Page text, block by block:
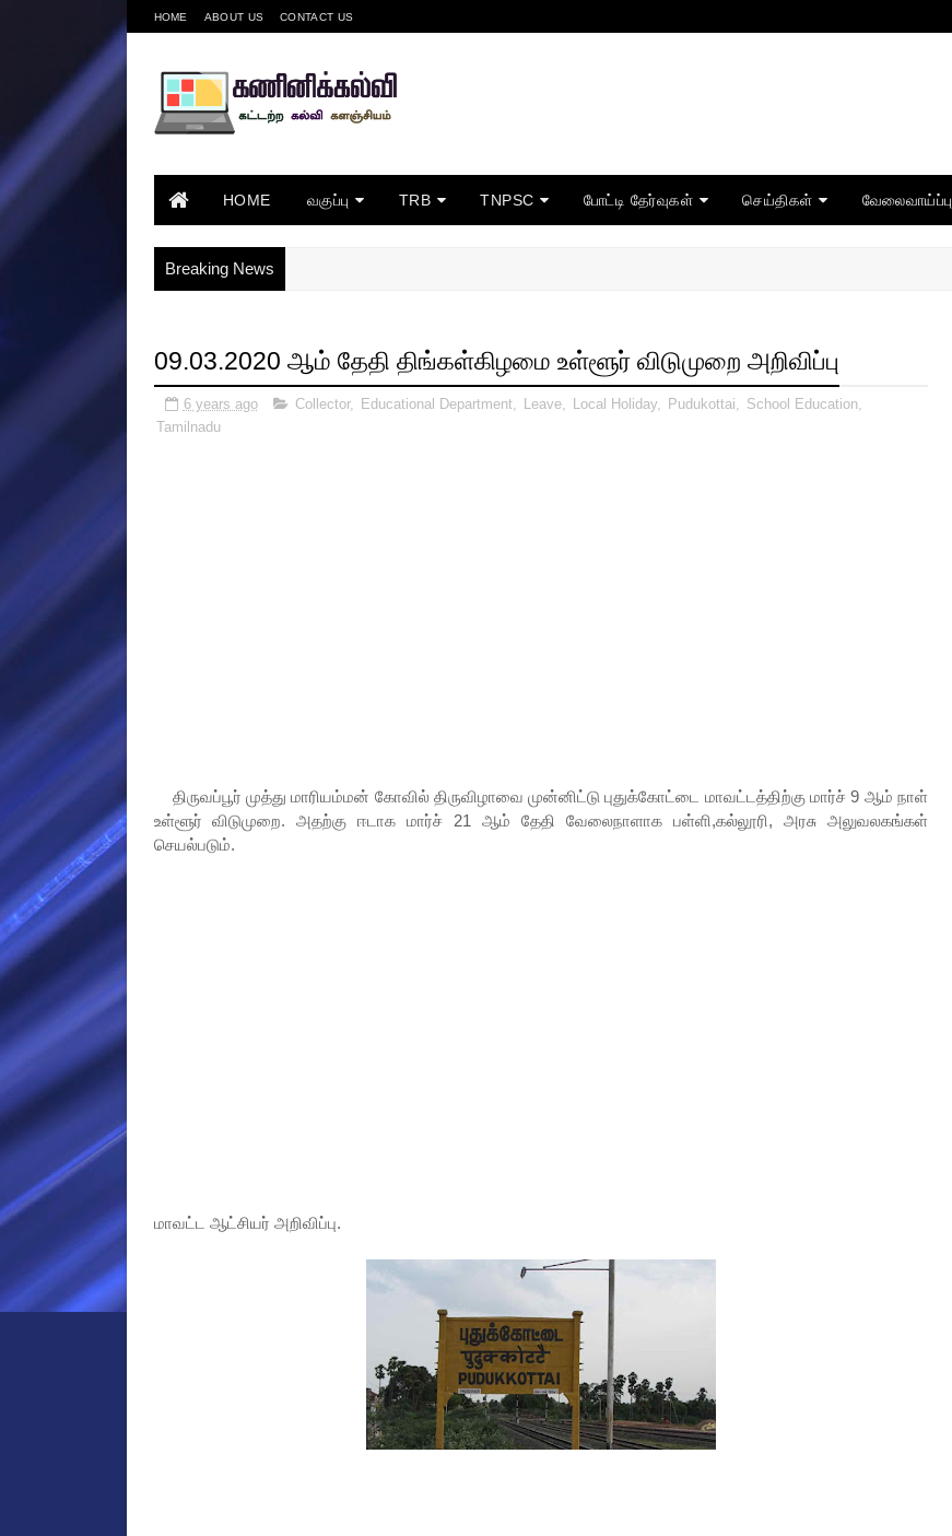
HOME ABOUT US CONTACT US
HOME வகுப்பு TRB TNPSC போட்டி தேர்வுகள் செய்திகள் வேலைவாய்ப்பு
Breaking News
09.03.2020 ஆம் தேதி திங்கள்கிழமை உள்ளூர் விடுமுறை அறிவிப்பு
6 years ago Collector, Educational Department, Leave, Local Holiday, Pudukottai, School Education,
Tamilnadu
திருவப்பூர் முத்து மாரியம்மன் கோவில் திருவிழாவை முன்னிட்டு புதுக்கோட்டை மாவட்டத்திற்கு மார்ச் 9 ஆம் நாள்
உள்ளூர் விடுமுறை. அதற்கு ஈடாக மார்ச் 21 ஆம் தேதி வேலைநாளாக பள்ளி,கல்லூரி, அரசு அலுவலகங்கள்
செயல்படும்.
மாவட்ட ஆட்சியர் அறிவிப்பு.